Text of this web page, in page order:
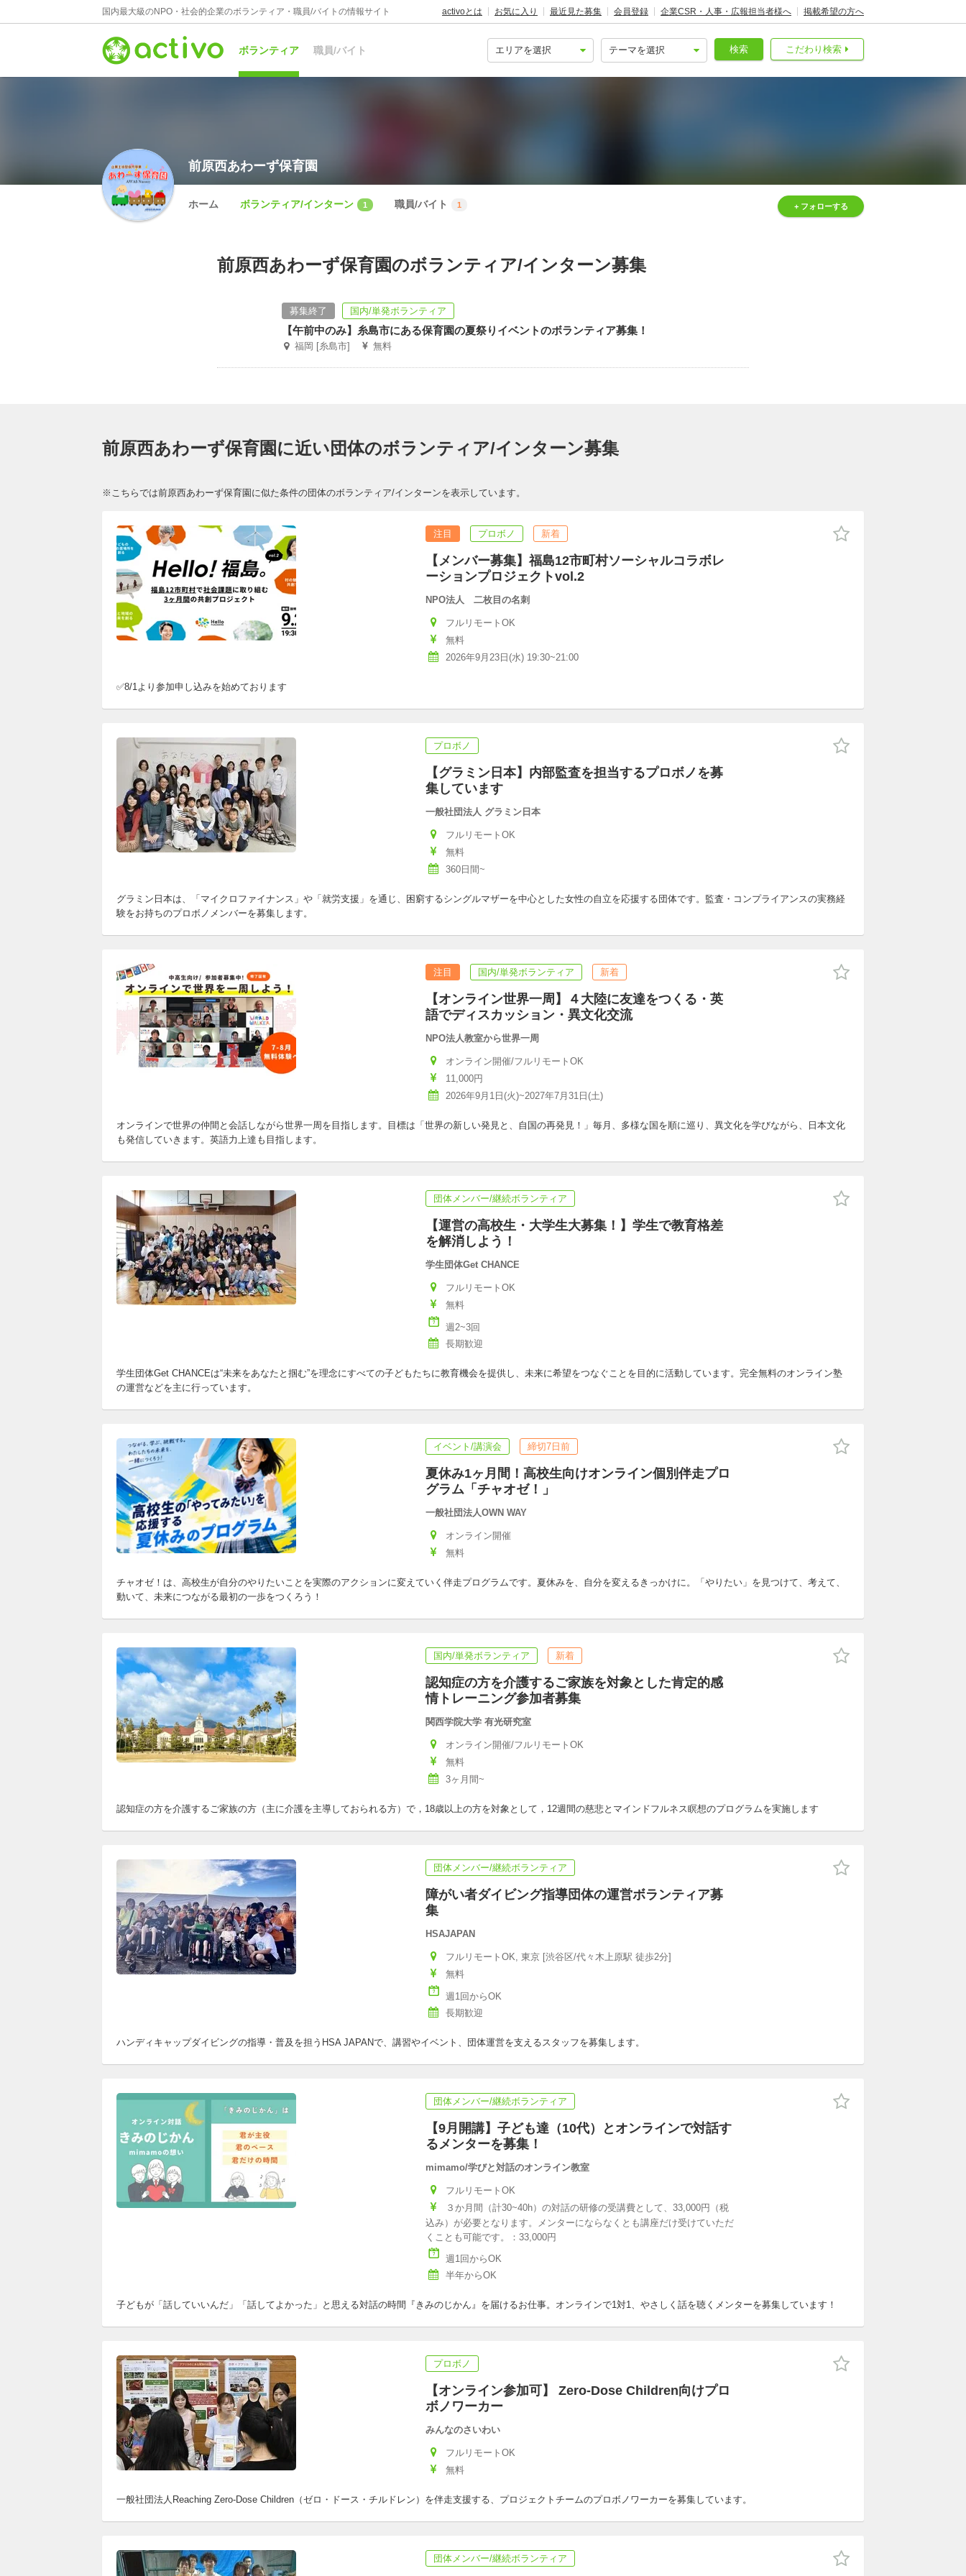
国内最大級のNPO・社会的企業のボランティア・職員/バイトの情報サイト activoとは お気に入り 最近見た募集 会員登録 企業CSR・人事・広報担当者様へ 掲載希望の方へ
ボランティア 職員/バイト こだわり検索
検索
前原西あわーず保育園
ホーム ボランティア/インターン 1 職員/バイト 1 + フォローする
前原西あわーず保育園のボランティア/インターン募集
募集終了 国内/単発ボランティア
【午前中のみ】糸島市にある保育園の夏祭りイベントのボランティア募集！
福岡 [糸島市] 無料
前原西あわーず保育園に近い団体のボランティア/インターン募集
※こちらでは前原西あわーず保育園に似た条件の団体のボランティア/インターンを表示しています。
注目 プロボノ 新着
【メンバー募集】福島12市町村ソーシャルコラボレ
ーションプロジェクトvol.2
NPO法人 二枚目の名刺
フルリモートOK
無料
2026年9月23日(水) 19:30~21:00
✅8/1より参加申し込みを始めております
プロボノ
【グラミン日本】内部監査を担当するプロボノを募
集しています
一般社団法人 グラミン日本
フルリモートOK
無料
360日間~
グラミン日本は、「マイクロファイナンス」や「就労支援」を通じ、困窮するシングルマザーを中心とした女性の自立を応援する団体です。監査・コンプライアンスの実務経
験をお持ちのプロボノメンバーを募集します。
注目 国内/単発ボランティア 新着
【オンライン世界一周】４大陸に友達をつくる・英
語でディスカッション・異文化交流
NPO法人教室から世界一周
オンライン開催/フルリモートOK
11,000円
2026年9月1日(火)~2027年7月31日(土)
オンラインで世界の仲間と会話しながら世界一周を目指します。目標は「世界の新しい発見と、自国の再発見！」毎月、多様な国を順に巡り、異文化を学びながら、日本文化
も発信していきます。英語力上達も目指します。
団体メンバー/継続ボランティア
【運営の高校生・大学生大募集！】学生で教育格差
を解消しよう！
学生団体Get CHANCE
フルリモートOK
無料
週2~3回
長期歓迎
学生団体Get CHANCEは“未来をあなたと掴む”を理念にすべての子どもたちに教育機会を提供し、未来に希望をつなぐことを目的に活動しています。完全無料のオンライン塾
の運営などを主に行っています。
イベント/講演会 締切7日前
夏休み1ヶ月間！高校生向けオンライン個別伴走プロ
グラム「チャオゼ！」
一般社団法人OWN WAY
オンライン開催
無料
チャオゼ！は、高校生が自分のやりたいことを実際のアクションに変えていく伴走プログラムです。夏休みを、自分を変えるきっかけに。「やりたい」を見つけて、考えて、
動いて、未来につながる最初の一歩をつくろう！
国内/単発ボランティア 新着
認知症の方を介護するご家族を対象とした肯定的感
情トレーニング参加者募集
関西学院大学 有光研究室
オンライン開催/フルリモートOK
無料
3ヶ月間~
認知症の方を介護するご家族の方（主に介護を主導しておられる方）で，18歳以上の方を対象として，12週間の慈悲とマインドフルネス瞑想のプログラムを実施します
団体メンバー/継続ボランティア
障がい者ダイビング指導団体の運営ボランティア募
集
HSAJAPAN
フルリモートOK, 東京 [渋谷区/代々木上原駅 徒歩2分]
無料
週1回からOK
長期歓迎
ハンディキャップダイビングの指導・普及を担うHSA JAPANで、講習やイベント、団体運営を支えるスタッフを募集します。
団体メンバー/継続ボランティア
【9月開講】子ども達（10代）とオンラインで対話す
るメンターを募集！
mimamo/学びと対話のオンライン教室
フルリモートOK
３か月間（計30~40h）の対話の研修の受講費として、33,000円（税
込み）が必要となります。メンターにならなくとも講座だけ受けていただ
くことも可能です。：33,000円
週1回からOK
半年からOK
子どもが「話していいんだ」「話してよかった」と思える対話の時間『きみのじかん』を届けるお仕事。オンラインで1対1、やさしく話を聴くメンターを募集しています！
プロボノ
【オンライン参加可】 Zero-Dose Children向けプロ
ボノワーカー
みんなのさいわい
フルリモートOK
無料
一般社団法人Reaching Zero-Dose Children（ゼロ・ドース・チルドレン）を伴走支援する、プロジェクトチームのプロボノワーカーを募集しています。
団体メンバー/継続ボランティア